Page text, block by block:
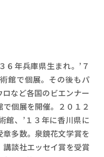
６年兵庫県生まれ。’７
館で個展。その後もパ
など各国のビエンナー
個展を開催。２０１２
館、’１３年に香川県に
多数。泉鏡花文学賞を
談社エッセイ賞を受賞